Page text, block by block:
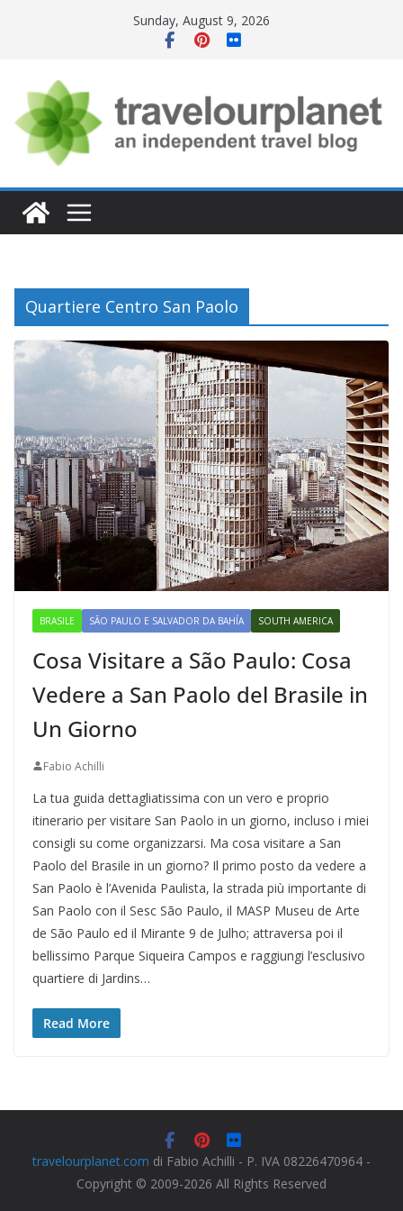
Sunday, August 9, 2026
Quartiere Centro San Paolo
BRASILE SÃO PAULO E SALVADOR DA BAHÍA SOUTH AMERICA
Cosa Visitare a São Paulo: Cosa
Vedere a San Paolo del Brasile in
Un Giorno
Fabio Achilli
La tua guida dettagliatissima con un vero e proprio
itinerario per visitare San Paolo in un giorno, incluso i miei
consigli su come organizzarsi. Ma cosa visitare a San
Paolo del Brasile in un giorno? Il primo posto da vedere a
San Paolo è l’Avenida Paulista, la strada più importante di
San Paolo con il Sesc São Paulo, il MASP Museu de Arte
de São Paulo ed il Mirante 9 de Julho; attraversa poi il
bellissimo Parque Siqueira Campos e raggiungi l’esclusivo
quartiere di Jardins…
Read More
travelourplanet.com di Fabio Achilli - P. IVA 08226470964 -
Copyright © 2009-2026 All Rights Reserved